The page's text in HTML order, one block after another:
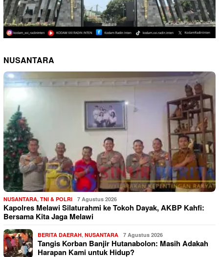
NUSANTARA
NUSANTARA, TNI & POLRI 7 Agustus 2026
Kapolres Melawi Silaturahmi ke Tokoh Dayak, AKBP Kahfi:
Bersama Kita Jaga Melawi
BERITA DAERAH, NUSANTARA 7 Agustus 2026
Tangis Korban Banjir Hutanabolon: Masih Adakah
Harapan Kami untuk Hidup?